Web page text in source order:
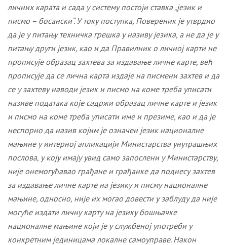
личних карата и сада у систему постоји ставка „језик и
писмо – босански“. У току поступка, Повереник је утврдио
да је у питању техничка грешка у називу језика, а не да је у
питању други језик, као и да Правилник о личној карти не
прописује образац захтева за издавање личне карте, већ
прописује да се лична карта издаје на писмени захтев и да
се у захтеву наводи језик и писмо на коме треба уписати
називе података које садржи образац личне карте и језик
и писмо на коме треба уписати име и презиме, као и да је
неспорно да назив којим је означен језик националне
мањине у интерној апликацији Министарства унутрашњих
послова, у коју имају увид само запослени у Министарству,
није онемогућавао грађане и грађанке да поднесу захтев
за издавање личне карте на језику и писму националне
мањине, односно, није их могао довести у заблуду да није
могуће издати личну карту на језику бошњачке
националне мањине који је у службеној употреби у
конкретним јединицама локалне самоуправе. Након